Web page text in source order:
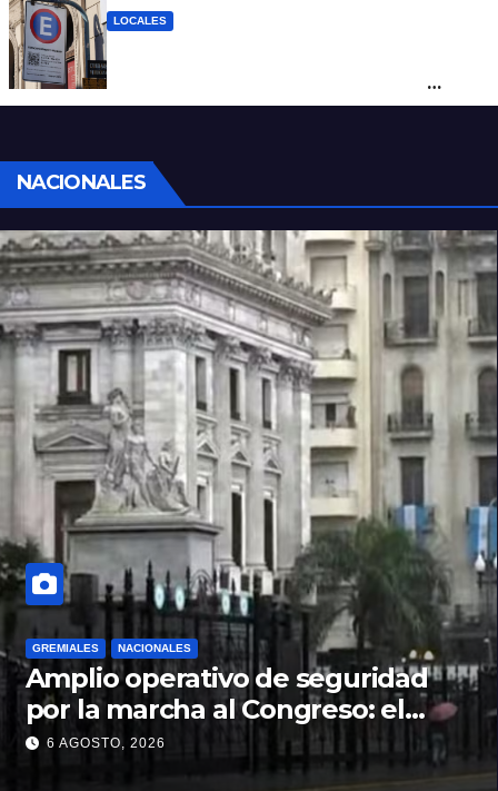
LOCALES
protesta
NACIONALES
GREMIALES NACIONALES
Amplio operativo de seguridad
por la marcha al Congreso: el
mapa de los cortes y desvíos
6 AGOSTO, 2026